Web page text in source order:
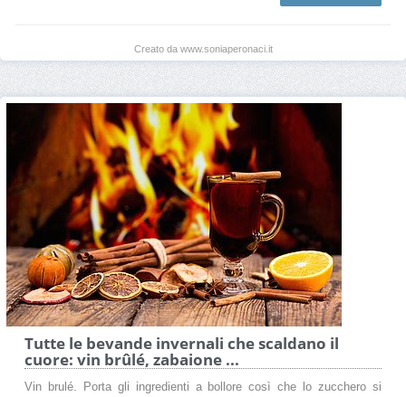
Creato da www.soniaperonaci.it
Tutte le bevande invernali che scaldano il
cuore: vin brûlé, zabaione ...
Vin brulé. Porta gli ingredienti a bollore così che lo zucchero si